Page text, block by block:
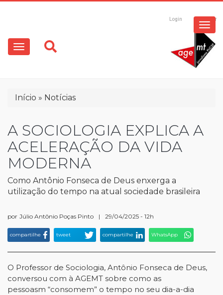
conteúdo
principal
Login Registrar
Main
navigation
Trilha
navegação
Início Notícias
A SOCIOLOGIA EXPLICA A
ACELERAÇÃO DA VIDA
MODERNA
Como Antônio Fonseca de Deus enxerga a
utilização do tempo na atual sociedade brasileira
por Júlio Antônio Poças Pinto | 29/04/2025 - 12h
compartilhe tweet compartilhe WhatsApp
O Professor de Sociologia, Antônio Fonseca de Deus,
conversou com à AGEMT sobre como as
pessoasm “consomem” o tempo no seu dia-a-dia